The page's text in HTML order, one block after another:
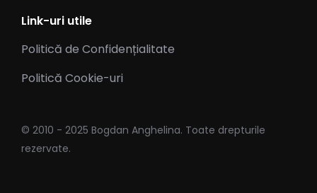
Link-uri utile
Politică de Confidențialitate
Politică Cookie-uri
© 2010 - 2025 Bogdan Anghelina. Toate drepturile
rezervate.